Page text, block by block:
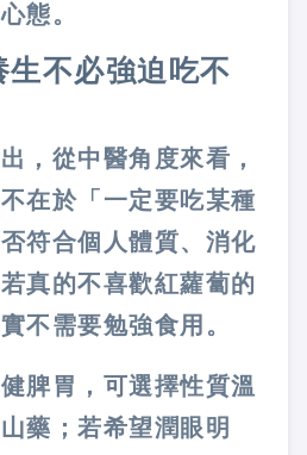
態。
生不必強迫吃不
，從中醫角度來看，
在於「一定要吃某種
符合個人體質、消化
真的不喜歡紅蘿蔔的
不需要勉強食用。
脾胃，可選擇性質溫
藥；若希望潤眼明